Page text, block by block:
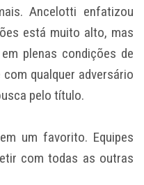
Ancelotti enfatizou
está muito alto, mas
plenas condições de
qualquer adversário
pelo título.
um favorito. Equipes
com todas as outras